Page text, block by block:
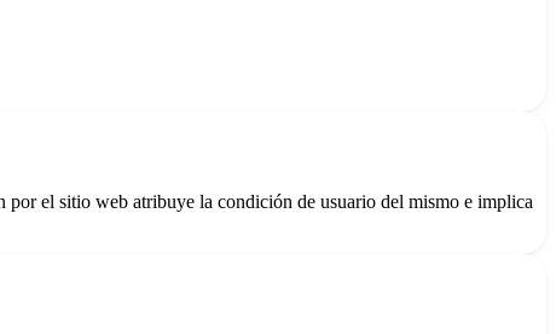
el sitio web atribuye la condición de usuario del mismo e implica